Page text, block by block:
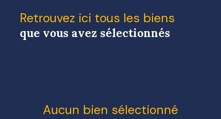
ESTIMATION
ALERTE
Retrouvez ici tous les biens
que vous avez sélectionnés
Aucun bien sélectionné